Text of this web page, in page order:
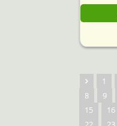
1
8
9
15
16